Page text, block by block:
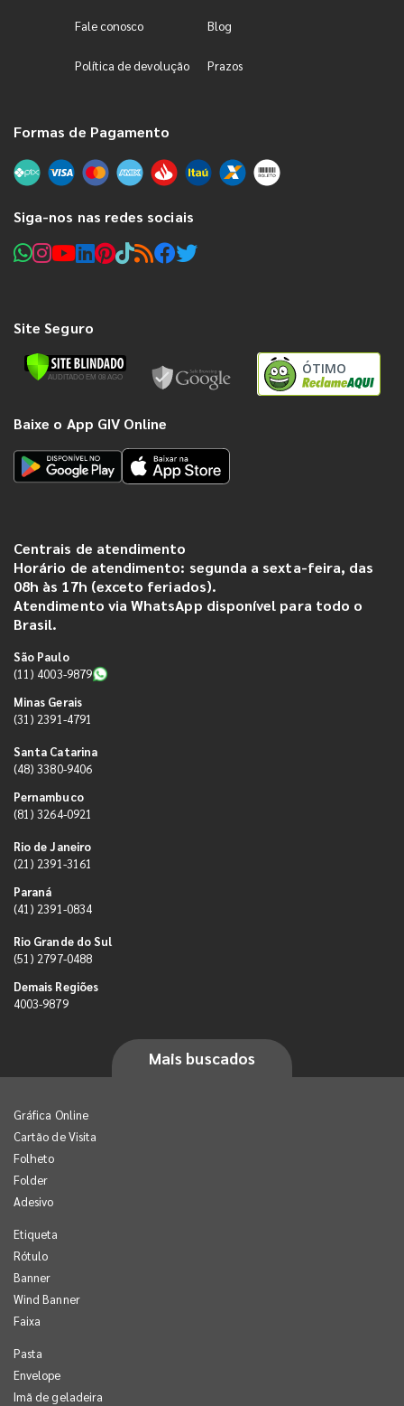
Fale conosco Blog
Política de devolução Prazos
Formas de Pagamento
Siga-nos nas redes sociais
Site Seguro
ÓTIMO
Baixe o App GIV Online
Centrais de atendimento
Horário de atendimento: segunda a sexta-feira, das
08h às 17h (exceto feriados).
Atendimento via WhatsApp disponível para todo o
Brasil.
São Paulo
(11) 4003-9879
Minas Gerais
(31) 2391-4791
Santa Catarina
(48) 3380-9406
Pernambuco
(81) 3264-0921
Rio de Janeiro
(21) 2391-3161
Paraná
(41) 2391-0834
Rio Grande do Sul
(51) 2797-0488
Demais Regiões
4003-9879
Mais buscados
Gráfica Online
Cartão de Visita
Folheto
Folder
Adesivo
Etiqueta
Rótulo
Banner
Wind Banner
Faixa
Pasta
Envelope
Imã de geladeira